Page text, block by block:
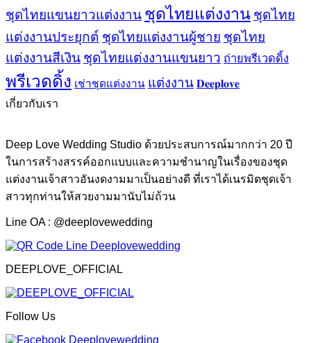
ชุดไทยแขนยาวแต่งงาน ชุดไทยแต่งงาน ชุดไทย
แต่งงานประยุกต์ ชุดไทยแต่งงานผู้ชาย ชุดไทย
แต่งงานสีเงิน ชุดไทยแต่งงานแขนยาว ถ่ายพรีเวดดิ้ง
พรีเวดดิ้ง เช่าชุดแต่งงาน แต่งงาน 𝐃𝐞𝐞𝐩𝐥𝐨𝐯𝐞
เกี่ยวกับเรา
Deep Love Wedding Studio ด้วยประสบการณ์มากกว่า 20 ปี
ในการสร้างสรรค์ออกแบบและความชำนาญในเรื่องของชุด
แต่งงานเจ้าสาวอันงดงามมาเป็นอย่างดี ที่เราได้เนรมิตชุดเจ้า
สาวทุกท่านให้สวยงามมานับไม่ถ้วน
Line OA : @deeplovewedding
DEEPLOVE_OFFICIAL
Follow Us